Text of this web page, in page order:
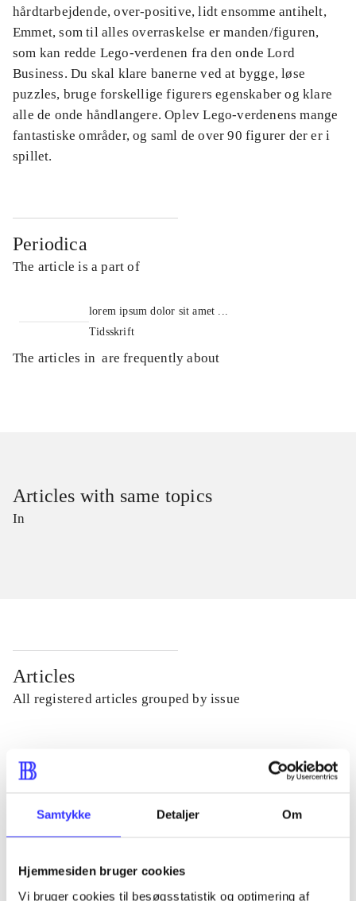
Samtykke Detaljer Om
Hjemmesiden bruger cookies
Vi bruger cookies til besøgsstatistik og optimering af
hårdtarbejdende, over-positive, lidt ensomme antihelt,
Emmet, som til alles overraskelse er manden/figuren,
som kan redde Lego-verdenen fra den onde Lord
Business. Du skal klare banerne ved at bygge, løse
puzzles, bruge forskellige figurers egenskaber og klare
alle de onde håndlangere. Oplev Lego-verdenens mange
fantastiske områder, og saml de over 90 figurer der er i
spillet.
Periodica
The article is a part of
lorem ipsum dolor sit amet ...
Tidsskrift
The articles in are frequently about
Articles with same topics
In
Articles
All registered articles grouped by issue
...